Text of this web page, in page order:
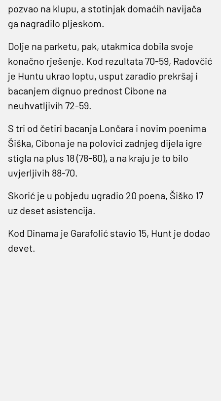
pozvao na klupu, a stotinjak domaćih navijača
ga nagradilo pljeskom.
Dolje na parketu, pak, utakmica dobila svoje
konačno rješenje. Kod rezultata 70-59, Radovčić
je Huntu ukrao loptu, usput zaradio prekršaj i
bacanjem dignuo prednost Cibone na
neuhvatljivih 72-59.
S tri od četiri bacanja Lončara i novim poenima
Šiška, Cibona je na polovici zadnjeg dijela igre
stigla na plus 18 (78-60), a na kraju je to bilo
uvjerljivih 88-70.
Skorić je u pobjedu ugradio 20 poena, Šiško 17
uz deset asistencija.
Kod Dinama je Garafolić stavio 15, Hunt je dodao
devet.